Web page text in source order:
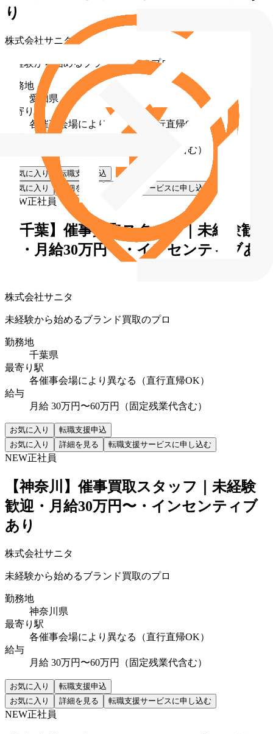
り
株式会社サニタ
未経験から始めるブランド買取のプロ
勤務地
愛知県
最寄り駅
各催事会場により異なる（直行直帰OK）
月給 30万円〜60万円（固定残業代含む）
お気に入り
転職支援申込
お気に入り
詳細を見る 転職支援サービスに申し込む
NEW正社員
【千葉】催事買取スタッフ｜未経験歓
迎・月給30万円〜・インセンティブあ
株式会社サニタ
未経験から始めるブランド買取のプロ
勤務地
千葉県
最寄り駅
各催事会場により異なる（直行直帰OK）
給与
月給 30万円〜60万円（固定残業代含む）
お気に入り
転職支援申込
お気に入り
詳細を見る 転職支援サービスに申し込む
NEW正社員
【神奈川】催事買取スタッフ｜未経験
歓迎・月給30万円〜・インセンティブ
あり
株式会社サニタ
未経験から始めるブランド買取のプロ
勤務地
神奈川県
最寄り駅
各催事会場により異なる（直行直帰OK）
給与
月給 30万円〜60万円（固定残業代含む）
お気に入り
転職支援申込
お気に入り
詳細を見る 転職支援サービスに申し込む
NEW正社員